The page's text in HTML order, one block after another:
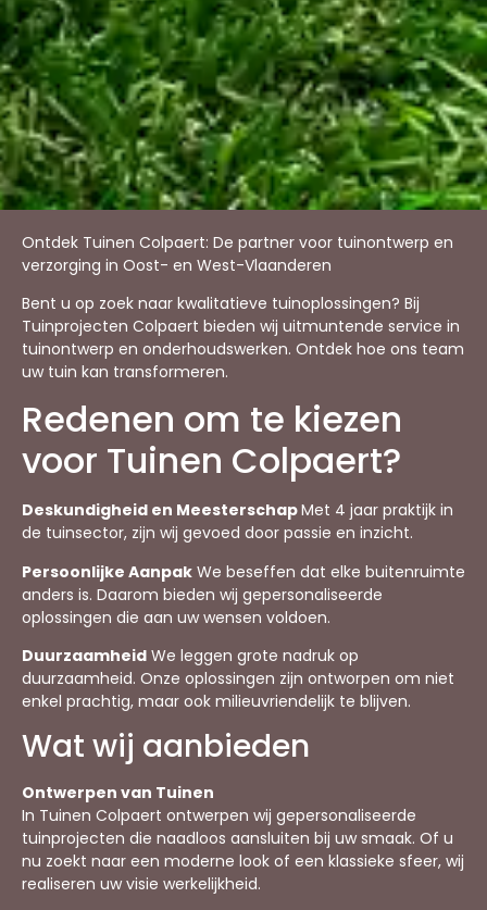
Ontdek Tuinen Colpaert: De partner voor tuinontwerp en
verzorging in Oost- en West-Vlaanderen
Bent u op zoek naar kwalitatieve tuinoplossingen? Bij
Tuinprojecten Colpaert bieden wij uitmuntende service in
tuinontwerp en onderhoudswerken. Ontdek hoe ons team
uw tuin kan transformeren.
Redenen om te kiezen
voor Tuinen Colpaert?
Deskundigheid en MeesterschapMet 4 jaar praktijk in
de tuinsector, zijn wij gevoed door passie en inzicht.
Persoonlijke Aanpak We beseffen dat elke buitenruimte
anders is. Daarom bieden wij gepersonaliseerde
oplossingen die aan uw wensen voldoen.
Duurzaamheid We leggen grote nadruk op
duurzaamheid. Onze oplossingen zijn ontworpen om niet
enkel prachtig, maar ook milieuvriendelijk te blijven.
Wat wij aanbieden
Ontwerpen van Tuinen
In Tuinen Colpaert ontwerpen wij gepersonaliseerde
tuinprojecten die naadloos aansluiten bij uw smaak. Of u
nu zoekt naar een moderne look of een klassieke sfeer, wij
realiseren uw visie werkelijkheid.